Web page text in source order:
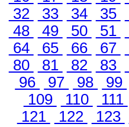
32
33 34 35
48
49 50 51
64
65 66 67
80
81 82 83
96
97 98 99
109
110 111
121
122 123